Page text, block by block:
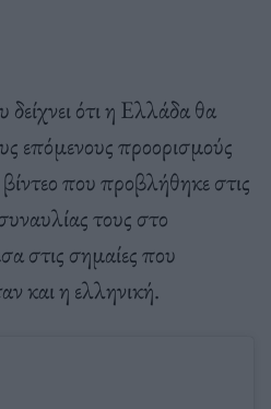
ότι η Ελλάδα θα
επόμενους προορισμούς
που προβλήθηκε στις
τους στο
στις σημαίες που
και η ελληνική.